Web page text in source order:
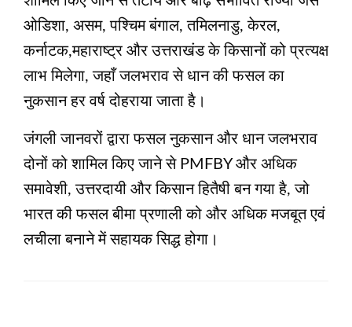
ओडिशा, असम, पश्चिम बंगाल, तमिलनाडु, केरल,
कर्नाटक,महाराष्ट्र और उत्तराखंड के किसानों को प्रत्यक्ष
लाभ मिलेगा, जहाँ जलभराव से धान की फसल का
नुकसान हर वर्ष दोहराया जाता है।
जंगली जानवरों द्वारा फसल नुकसान और धान जलभराव
दोनों को शामिल किए जाने से PMFBY और अधिक
समावेशी, उत्तरदायी और किसान हितैषी बन गया है, जो
भारत की फसल बीमा प्रणाली को और अधिक मजबूत एवं
लचीला बनाने में सहायक सिद्ध होगा।